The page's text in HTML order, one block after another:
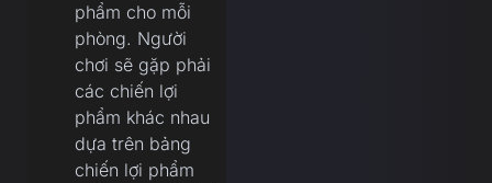
phẩm cho mỗi
phòng. Người
chơi sẽ gặp phải
các chiến lợi
phẩm khác nhau
dựa trên bảng
chiến lợi phẩm